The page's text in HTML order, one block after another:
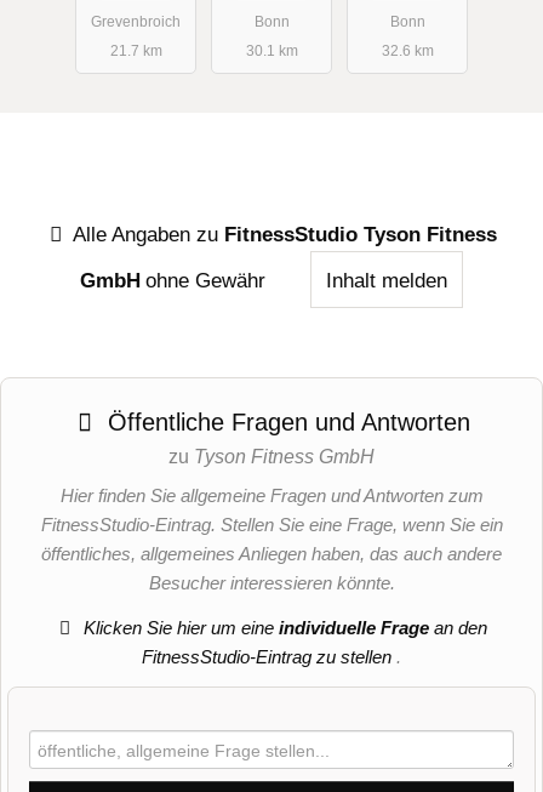
Grevenbroich
21.7 km
Bonn
30.1 km
Bonn
32.6 km
Alle Angaben zu FitnessStudio Tyson Fitness
GmbH ohne Gewähr Inhalt melden
Öffentliche Fragen und Antworten
zu Tyson Fitness GmbH
Hier finden Sie allgemeine Fragen und Antworten zum
FitnessStudio-Eintrag. Stellen Sie eine Frage, wenn Sie ein
öffentliches, allgemeines Anliegen haben, das auch andere
Besucher interessieren könnte.
Klicken Sie hier um eineindividuelle Frage an den
FitnessStudio-Eintrag zu stellen .